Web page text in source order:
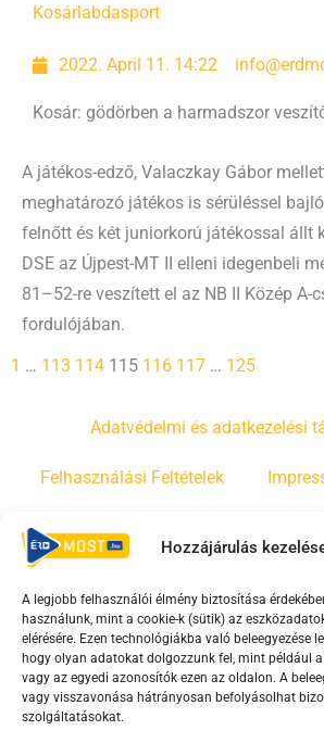
Hozzájárulás
A legjobb felhasználói élmény biztosítása
használunk, mint a cookie-k (sütik) az
elérésére. Ezen technológiákba való beleegyezése
hogy olyan adatokat dolgozzunk fel, mint például
vagy az egyedi azonosítók ezen az oldalon. A
vagy visszavonása hátrányosan befolyásolhat
szolgáltatásokat.
Kosárlabdasport
2022. April 11. 14:22
Kosár: gödörben a harmadszor
A játékos-edző, Valaczkay Gábor
meghatározó játékos is sérüléssel
felnőtt és két juniorkorú játékossal állt
DSE az Újpest-MT II elleni idegenbeli
81–52-re veszített el az NB II Közép A-
fordulójában.
1 … 113 114 115 116 117 … 125
Adatvédelmi és adatkezelési
Felhasználási Feltételek
Irányelvek
F
a
c
e
b
Y
o
u
t
u
T
i
k
t